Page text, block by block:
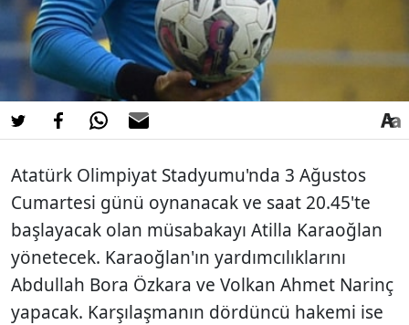
Atatürk Olimpiyat Stadyumu'nda 3 Ağustos
Cumartesi günü oynanacak ve saat 20.45'te
başlayacak olan müsabakayı Atilla Karaoğlan
yönetecek. Karaoğlan'ın yardımcılıklarını
Abdullah Bora Özkara ve Volkan Ahmet Narinç
yapacak. Karşılaşmanın dördüncü hakemi ise